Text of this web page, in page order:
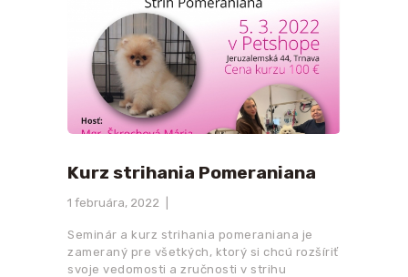
Kurz strihania Pomeraniana
1 februára, 2022
Seminár a kurz strihania pomeraniana je
zameraný pre všetkých, ktorý si chcú rozšíriť
svoje vedomosti a zručnosti v strihu